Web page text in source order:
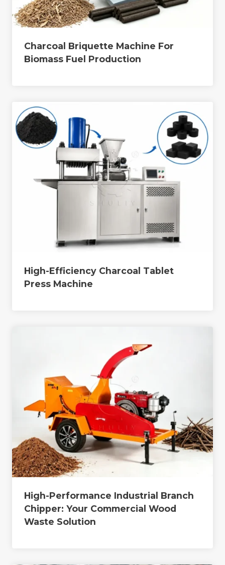
Charcoal Briquette Machine For
Biomass Fuel Production
High-Efficiency Charcoal Tablet
Press Machine
High-Performance Industrial Branch
Chipper: Your Commercial Wood
Waste Solution